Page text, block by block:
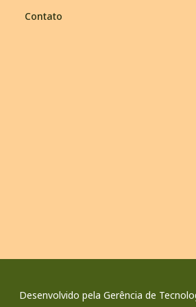
Contato
Desenvolvido pela Gerência de